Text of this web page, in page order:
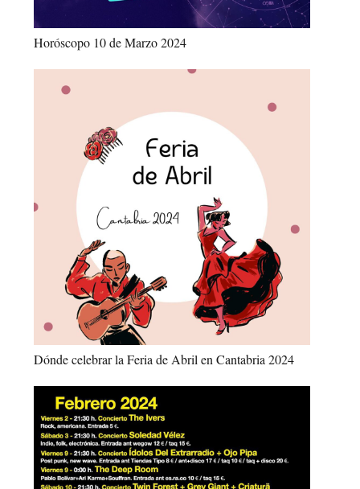
Horóscopo 10 de Marzo 2024
Dónde celebrar la Feria de Abril en Cantabria 2024